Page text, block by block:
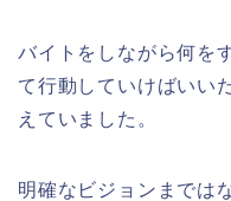
バイトをしながら何を
て行動していけばいい
えていました。
明確なビジョンまでは